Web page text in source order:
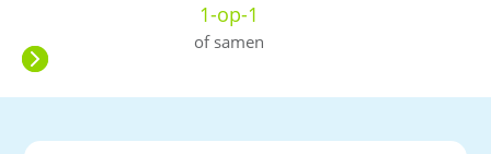
1-op-1
of samen